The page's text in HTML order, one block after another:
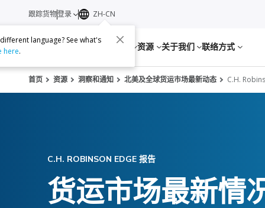
服务 资源 关于我们 联络方式
跟踪货物登录 ZH-CN
language? See what's
here.
首页 资源 洞察和通知 北美及全球货运市场最新动态 C.H.
C.H. ROBINSON EDGE 报告
货运市场最新情